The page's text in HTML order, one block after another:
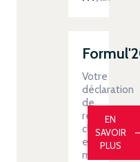
Votre
déclaration
de
revenus
clé
en
main
EN
SAVOIR
PLUS